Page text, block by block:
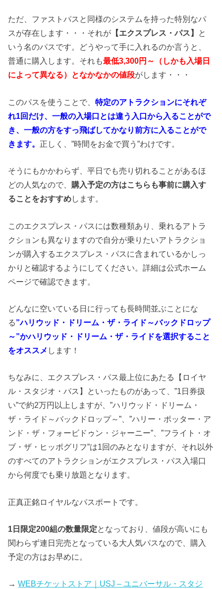
ただ、ファストパスと同様のシステムを持った特別なパ
スが存在します・・・それが 【エクスプレス・パス】 と
いう名のパスです。どうやって手に入れるのか言うと、
普通に購入します。それも最低3,300円～（しかも入場日
によって異なる）となかなかの値段がします・・・
このパスを使うことで、特定のアトラクションにそれぞ
れ1回だけ、一般の入場口とは違う入口から入ることがで
き、一般の方をすっ飛ばしてかなり前方に入ることがで
きます。 正しく、”時間をお金で買う”わけです。
そうにもかかわらず、平日でも売り切れることがあるほ
どの人気なので、 購入予定の方はこちらも事前に購入す
ることをおすすめします。
このエクスプレス・パスには数種類あり、乗れるアトラ
クションも異なりますので自分が乗りたいアトラクショ
ンが購入するエクスプレス・パスに含まれているかしっ
かりと確認するようにしてください。詳細は公式ホーム
ページで確認できます。
どんなに空いている日に行っても長時間並ぶことにな
る”ハリウッド・ドリーム・ザ・ライド～バックドロップ
～”かハリウッド・ドリーム・ザ・ライドを選択すること
をオススメ します！
ちなみに、エクスプレス・パス最上位にあたる【ロイヤ
ル・スタジオ・パス】といったものがあって、”1日券扱
い”で約2万円以上しますが、”ハリウッド・ドリーム・
ザ・ライド～バックドロップ～”、”ハリー・ポッター・ア
ンド・ザ・フォービドゥン・ジャーニー”、”フライト・オ
ブ・ザ・ヒッポグリフ”は1回のみとなりますが、それ以外
のすべてのアトラクションがエクスプレス・パス入場口
から何度でも乗り放題となります。
正真正銘ロイヤルなパスポートです。
1日限定200組の数量限定となっており、値段が高いにも
関わらず連日完売となっている大人気パスなので、購入
予定の方はお早めに。
→WEBチケットストア｜USJ – ユニバーサル・スタジ